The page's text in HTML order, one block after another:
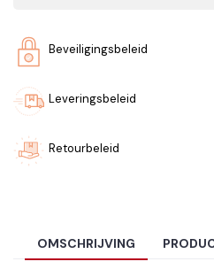
Beveiligingsbeleid
Leveringsbeleid
Retourbeleid
OMSCHRIJVING